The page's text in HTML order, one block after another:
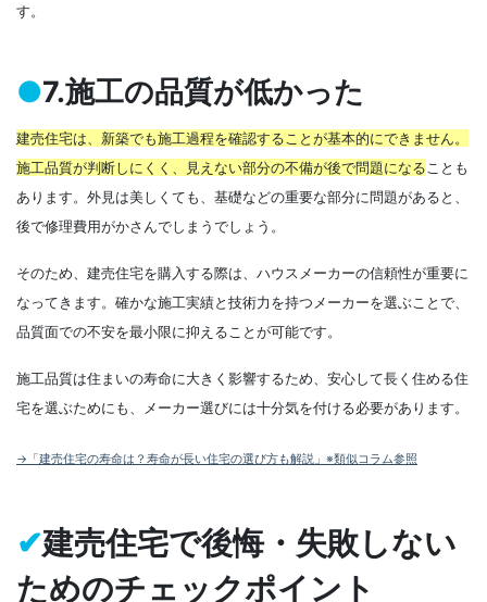
す。
●7.施工の品質が低かった
建売住宅は、新築でも施工過程を確認することが基本的にできません。
施工品質が判断しにくく、見えない部分の不備が後で問題になる ことも
あります。外見は美しくても、基礎などの重要な部分に問題があると、
後で修理費用がかさんでしまうでしょう。
そのため、建売住宅を購入する際は、ハウスメーカーの信頼性が重要に
なってきます。確かな施工実績と技術力を持つメーカーを選ぶことで、
品質面での不安を最小限に抑えることが可能です。
施工品質は住まいの寿命に大きく影響するため、安心して長く住める住
宅を選ぶためにも、メーカー選びには十分気を付ける必要があります。
→「建売住宅の寿命は？寿命が長い住宅の選び方も解説」※類似コラム参照
✔建売住宅で後悔・失敗しない
ためのチェックポイント